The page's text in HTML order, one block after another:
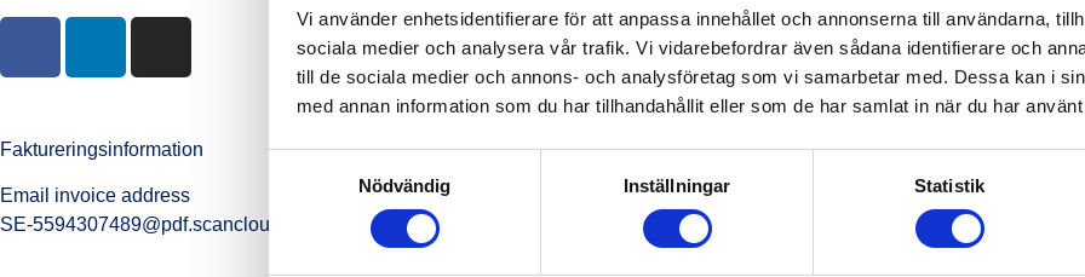
Vi använder enhetsidentifierare för att anpassa innehållet och annonserna till användarna,
sociala medier och analysera vår trafik. Vi vidarebefordrar även sådana identifierare och
till de sociala medier och annons- och analysföretag som vi samarbetar med. Dessa kan i
med annan information som du har tillhandahållit eller som de har samlat in när du har
Nödvändig
Inställningar Statistik
Faktureringsinformation
Email invoice address
SE-5594307489@pdf.scancloud.se